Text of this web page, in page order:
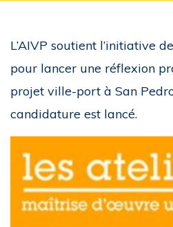
L’AIVP soutient l’initiative
pour lancer une réflexion
projet ville-port à San
candidature est lancé.